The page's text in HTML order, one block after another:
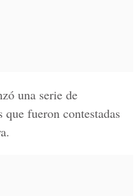
una serie de
que fueron contestadas